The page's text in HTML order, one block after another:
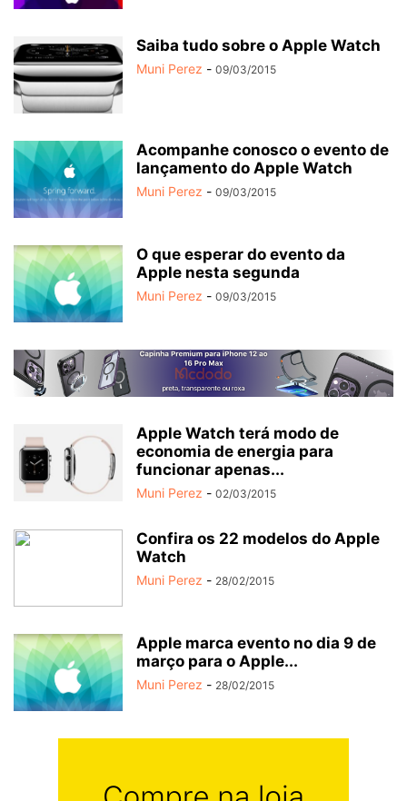
Saiba tudo sobre o Apple Watch
Muni Perez - 09/03/2015
Acompanhe conosco o evento de
lançamento do Apple Watch
Muni Perez - 09/03/2015
O que esperar do evento da
Apple nesta segunda
Muni Perez - 09/03/2015
Apple Watch terá modo de
economia de energia para
funcionar apenas...
Muni Perez - 02/03/2015
Confira os 22 modelos do Apple
Watch
Muni Perez - 28/02/2015
Apple marca evento no dia 9 de
março para o Apple...
Muni Perez - 28/02/2015